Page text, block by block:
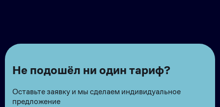
Не подошёл ни один тариф?
Оставьте заявку и мы сделаем индивидуальное
предложение